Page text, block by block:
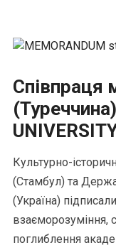
Співпраця
Культурно-
(Стамбул) та
(Україна)
взаєморозуміння,
поглиблення